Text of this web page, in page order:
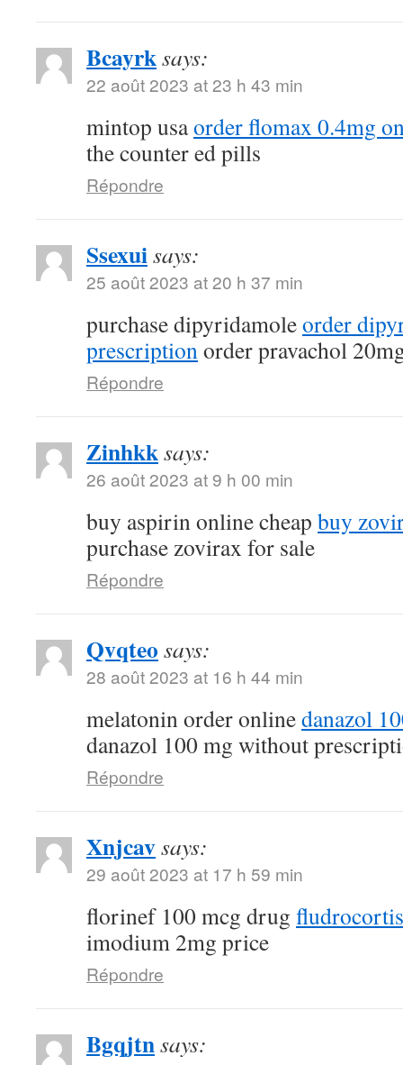
Bcayrksays:
22 août 2023 at 23 h 43 min
mintop usaorder flomax 0.4mg
the counter ed pills
Répondre
Ssexuisays:
25 août 2023 at 20 h 37 min
purchase dipyridamoleorder
prescriptionorder pravachol
Répondre
Zinhkksays:
26 août 2023 at 9 h 00 min
buy aspirin online cheap buy
purchase zovirax for sale
Répondre
Qvqteo says:
28 août 2023 at 16 h 44 min
melatonin order onlinedanazol
danazol 100 mg without
Répondre
Xnjcavsays:
29 août 2023 at 17 h 59 min
florinef 100 mcg drug
imodium 2mg price
Répondre
Bgqjtnsays: